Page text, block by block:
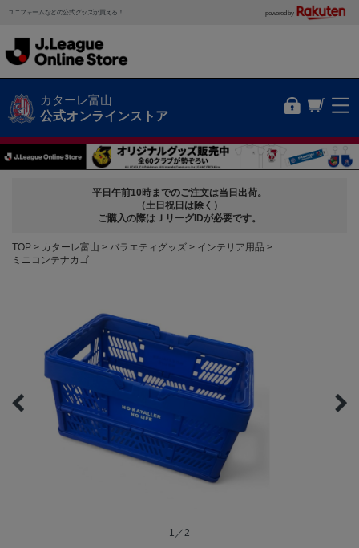
ユニフォームなどの公式グッズが買える！ powered by
カターレ富山
公式オンラインストア
平日午前10時までのご注文は当日出荷。
（土日祝日は除く）
ご購入の際はＪリーグIDが必要です。
TOP カターレ富山 バラエティグッズ
インテリア用品
ミニコンテナカゴ
1／2